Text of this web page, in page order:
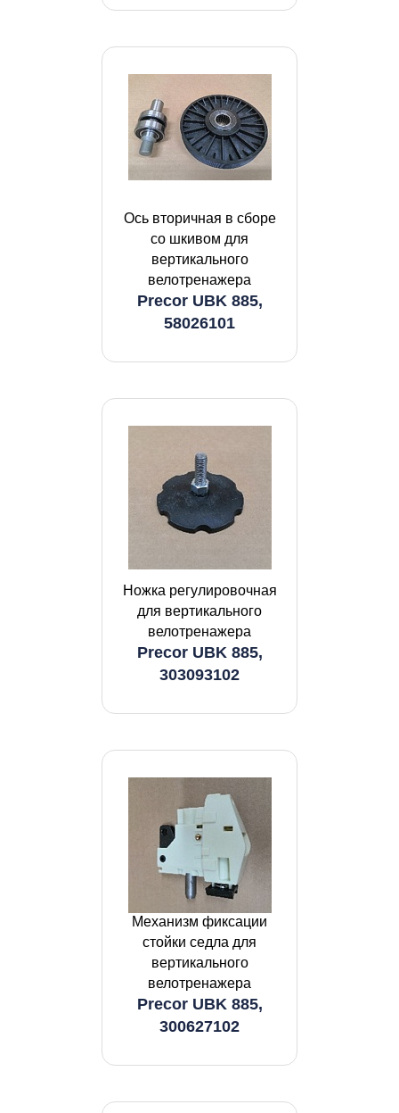
Ось вторичная в сборе
со шкивом для
вертикального
велотренажера
Precor UBK 885,
58026101
Ножка регулировочная
для вертикального
велотренажера
Precor UBK 885,
303093102
Механизм фиксации
стойки седла для
вертикального
велотренажера
Precor UBK 885,
300627102